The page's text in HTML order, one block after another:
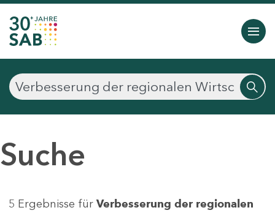
Suche
5 Ergebnisse für Verbesserung der regionalen